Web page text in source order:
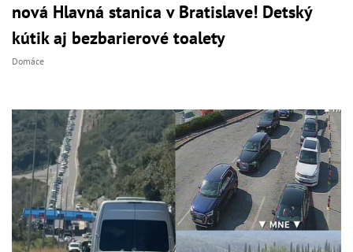
nová Hlavná stanica v Bratislave! Detský
kútik aj bezbarierové toalety
Domáce